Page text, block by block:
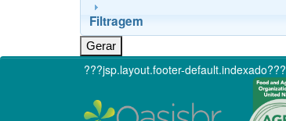
Filtragem
???jsp.layout.footer-default.indexado???